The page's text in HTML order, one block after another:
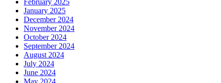
February 2025
January 2025
December 2024
November 2024
October 2024
September 2024
August 2024
July 2024
June 2024